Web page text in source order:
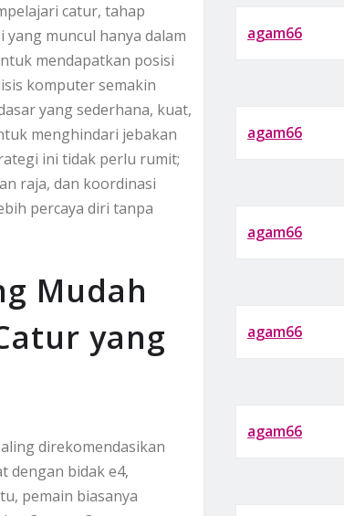
catur, tahap
muncul hanya dalam
mendapatkan posisi
komputer semakin
yang sederhana, kuat,
menghindari jebakan
ini tidak perlu rumit;
raja, dan koordinasi
percaya diri tanpa
Mudah
yang
direkomendasikan
dengan bidak e4,
pemain biasanya
agam66
agam66
agam66
agam66
agam66